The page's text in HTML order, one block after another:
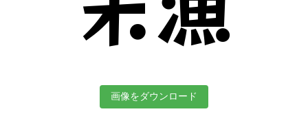
画像をダウンロード